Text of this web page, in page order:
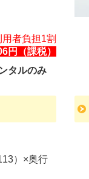
用者負担1割
円（課税）
タルのみ
）×奥行